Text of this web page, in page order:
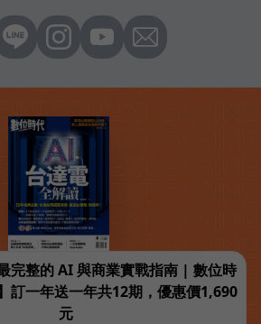
完整的 AI 與商業實戰指南 | 數位時
訂一年送一年共12期，優惠價1,690
元